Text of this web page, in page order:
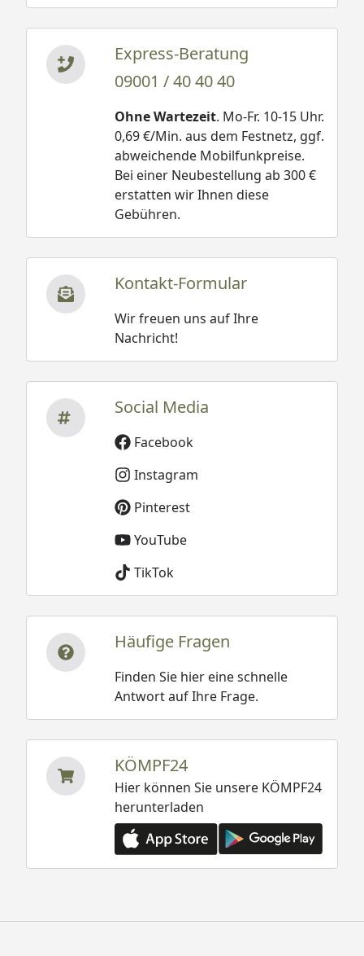
Express-Beratung
09001 / 40 40 40
Ohne Wartezeit. Mo-Fr. 10-15 Uhr.
0,69 €/Min. aus dem Festnetz, ggf.
abweichende Mobilfunkpreise.
Bei einer Neubestellung ab 300 €
erstatten wir Ihnen diese
Gebühren.
Kontakt-Formular
Wir freuen uns auf Ihre
Nachricht!
Social Media
Facebook
Instagram
Pinterest
YouTube
TikTok
Häufige Fragen
Finden Sie hier eine schnelle
Antwort auf Ihre Frage.
KÖMPF24
Hier können Sie unsere KÖMPF24
herunterladen